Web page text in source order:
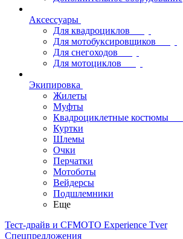
Аксессуары
Для квадроциклов
Для мотобуксировщиков
Для снегоходов
Для мотоциклов
Экипировка
Жилеты
Муфты
Квадроциклетные костюмы
Куртки
Шлемы
Очки
Перчатки
Мотоботы
Вейдерсы
Подшлемники
Еще
Тест-драйв и CFMOTO Experience Tver
Спецпредложения